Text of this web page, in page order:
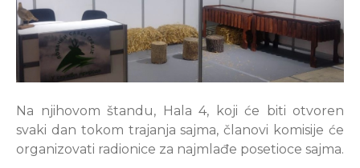
Na njihovom štandu, Hala 4, koji će biti otvoren
svaki dan tokom trajanja sajma, članovi komisije će
organizovati radionice za najmlađe posetioce sajma.